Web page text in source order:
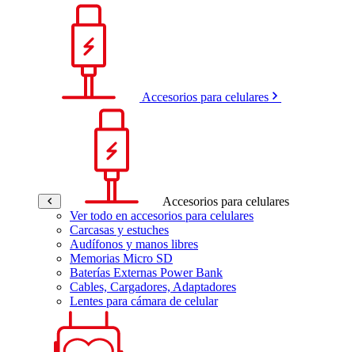
Accesorios para celulares
Accesorios para celulares
Ver todo en accesorios para celulares
Carcasas y estuches
Audífonos y manos libres
Memorias Micro SD
Baterías Externas Power Bank
Cables, Cargadores, Adaptadores
Lentes para cámara de celular